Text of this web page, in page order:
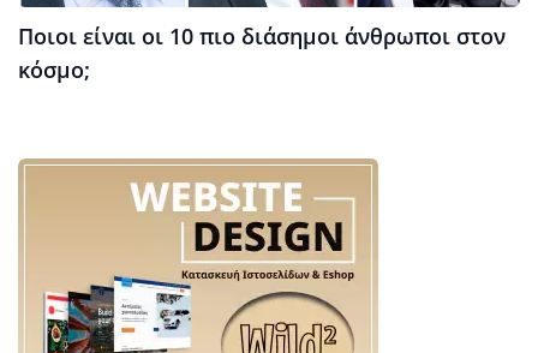
Ποιοι είναι οι 10 πιο διάσημοι άνθρωποι στον
κόσμο;